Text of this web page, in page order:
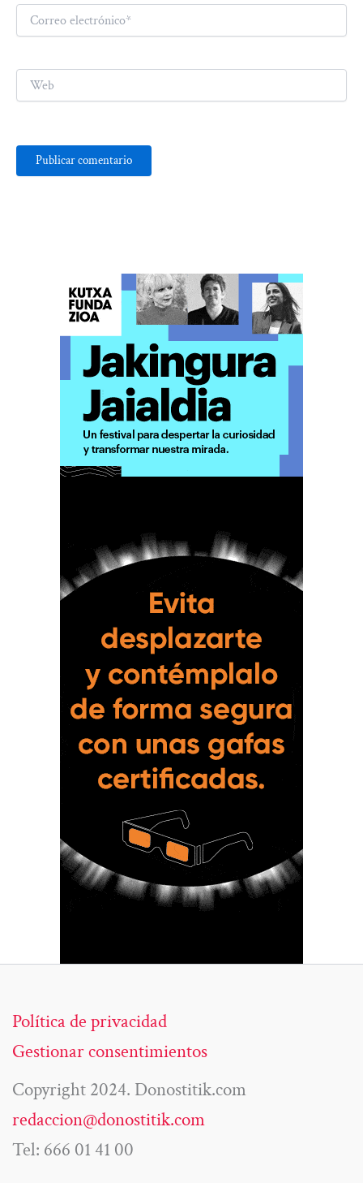
Correo
electrónico*
Web
Política de privacidad
Gestionar consentimientos
Copyright 2024. Donostitik.com
redaccion@donostitik.com
Tel: 666 01 41 00